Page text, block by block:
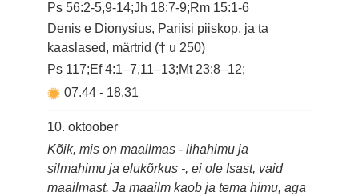
Ps 56:2-5,9-14;Jh 18:7-9;Rm 15:1-6
Denis e Dionysius, Pariisi piiskop, ja ta
kaaslased, märtrid († u 250)
Ps 117;Ef 4:1–7,11–13;Mt 23:8–12;
07.44- 18.31
10. oktoober
Kõik, mis on maailmas - lihahimu ja
silmahimu ja elukõrkus -, ei ole Isast, vaid
maailmast. Ja maailm kaob ja tema himu, aga